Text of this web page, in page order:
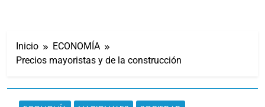
Inicio
ECONOMÍA
Precios mayoristas y de la construcción